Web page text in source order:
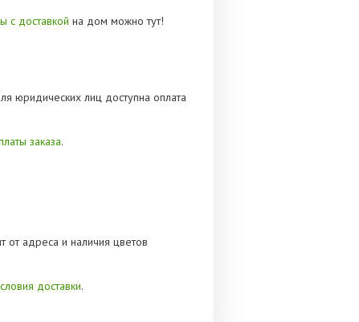
с доставкой на дом можно тут!
юридических лиц доступна оплата
заказа.
от адреса и наличия цветов
доставки.